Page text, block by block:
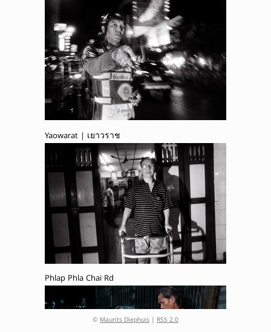
Yaowarat | เยาวราช
Phlap Phla Chai Rd
© Maurits Diephuis | RSS 2.0